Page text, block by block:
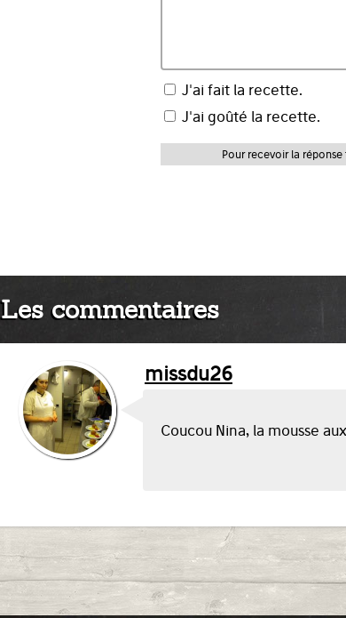
J'ai fait la recette.
J'ai goûté la recette.
Pour recevoir la réponse
Les commentaires
missdu26
Coucou Nina, la mousse